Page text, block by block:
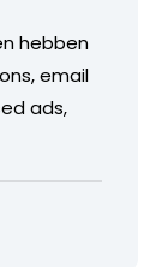
hebben
email
ads,